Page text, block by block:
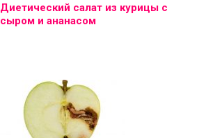
Диетический салат из курицы с
сыром и ананасом